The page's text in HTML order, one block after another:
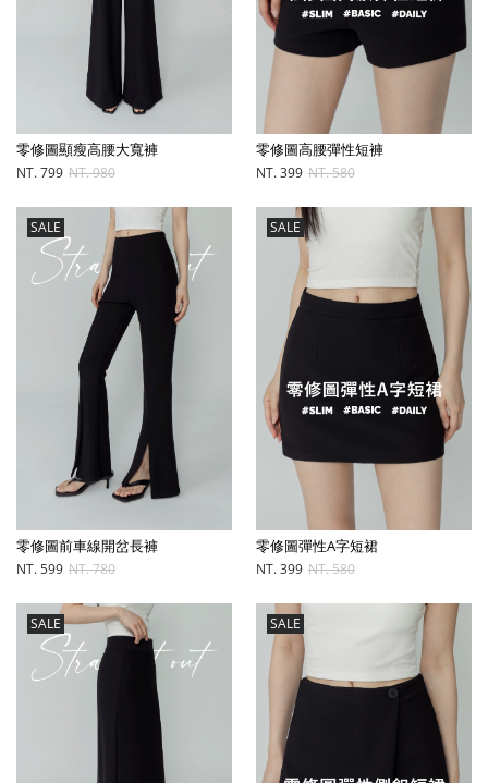
零修圖顯瘦高腰大寬褲
NT. 799 NT. 980
零修圖高腰彈性短褲
NT. 399 NT. 580
SALE
零修圖前車線開岔長褲
NT. 599 NT. 780
SALE
零修圖彈性A字短裙
NT. 399 NT. 580
SALE SALE